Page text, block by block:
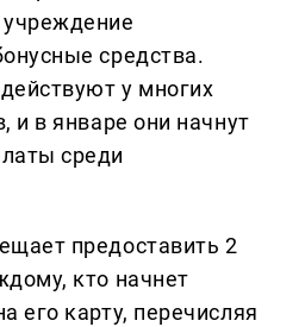
средства.
у многих
и в январе они начнут
среди
предоставить 2
кто начнет
его карту, перечисляя